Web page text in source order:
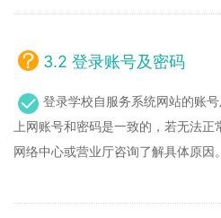
3.2 登录账号及密码
登录学校自服务系统网站的账
上网账号和密码是一致的，若无法正
网络中心或营业厅咨询了解具体原因。